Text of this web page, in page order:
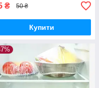
₴ 50 ₴
Купити